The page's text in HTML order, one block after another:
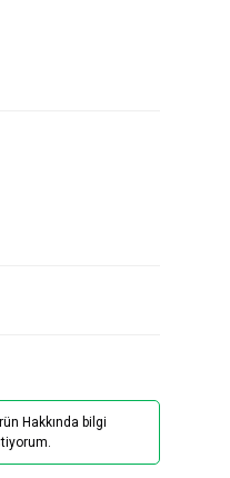
Hakkında bilgi